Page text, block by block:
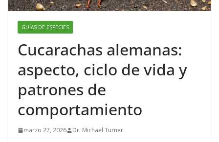
GUÍAS DE ESPECIES
Cucarachas alemanas:
aspecto, ciclo de vida y
patrones de
comportamiento
marzo 27, 2026 Dr. Michael Turner